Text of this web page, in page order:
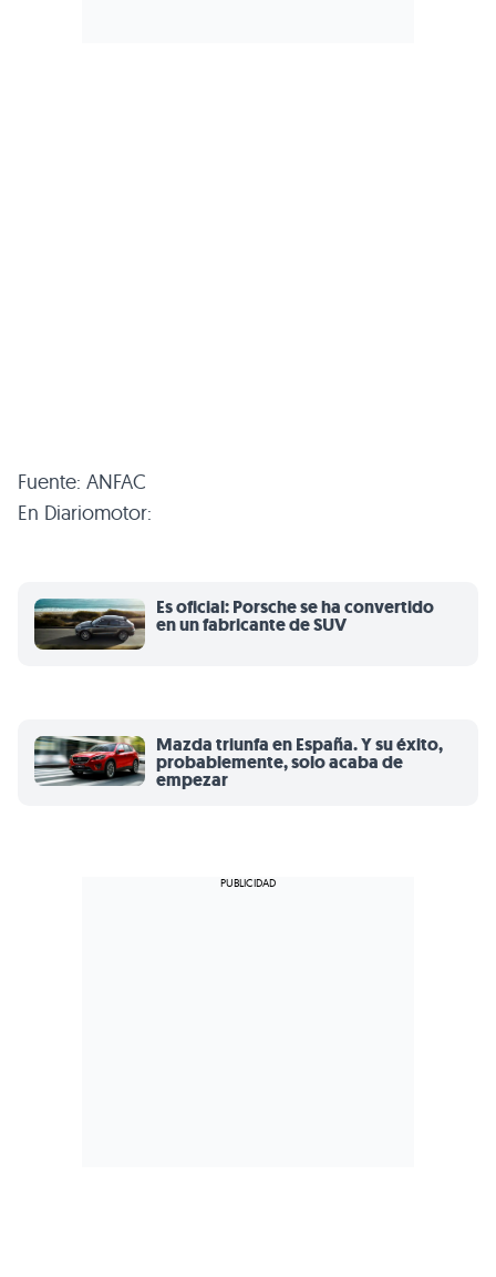
Fuente: ANFAC
En Diariomotor:
Es oficial: Porsche se ha convertido
en un fabricante de SUV
Mazda triunfa en España. Y su éxito,
probablemente, solo acaba de
empezar